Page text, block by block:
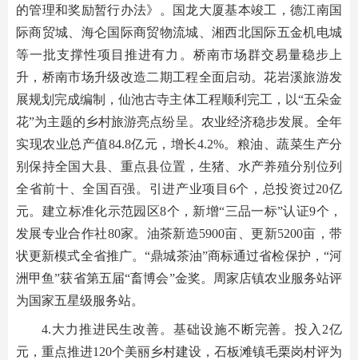
的管理和奖励暂行办法》。国龙大厦基本竣工，德江南国
际商贸城、海仑国际商贸物流城、湘西北国际五金机电城
等一批支撑性项目推进有力。桥南市场群交易量稳步上
升，桥南市场升级改造二期工程全面启动。花岩溪旅游发
展规划完成编制，仙池古寺主体工程顺利完工，以“五朵金
花”为主题的乡村旅游亮点纷呈。农业经济稳步发展。全年
实现农业总产值84.8亿元，增长4.2%。粮油、蔬菜生产分
别保持全国大县、重点县位置，生猪、水产养殖分别位列
全省前十、全国百强。引进产业项目6个，总投资过20亿
元。建立标准化示范园区8个，新增“三品一标”认证9个，
发展专业合作社80家。油茶新造5900亩、更新5200亩，带
状更新模式全省推广。“鼎城茶油”商标通过省检保护，“河
洲甲鱼”获省第五届“畜博会”金奖。周家店镇农业服务站评
为国家五星级服务站。
4.大力推进民生改善。基础设施不断完善。投入2亿
元，重点推进120个美丽乡村建设，石板滩镇毛栗岗村评为